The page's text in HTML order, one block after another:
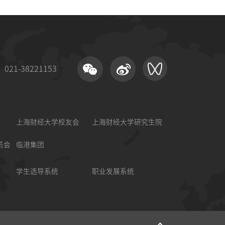
021-38221153
上海财经大学校友会 上海财经大学研究生院
会 临港集团
学生选导系统 职业发展系统